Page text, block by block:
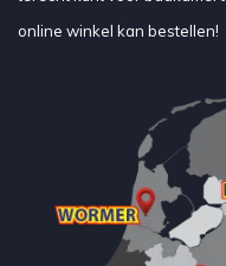
online winkel kan bestellen!